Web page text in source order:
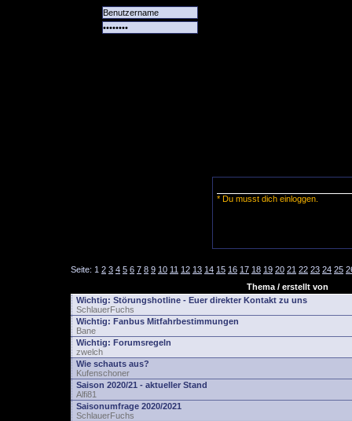
* Du musst dich einloggen.
Seite: 1 2 3 4 5 6 7 8 9 10 11 12 13 14 15 16 17 18 19 20 21 22 23 24 25
Thema / erstellt von
Wichtig: Störungshotline - Euer direkter Kontakt zu uns
SchlauerFuchs
Wichtig: Fanbus Mitfahrbestimmungen
Bane
Wichtig: Forumsregeln
zwelch
Wie schauts aus?
Kufenschoner
Saison 2020/21 - aktueller Stand
Alfi81
Saisonumfrage 2020/2021
SchlauerFuchs